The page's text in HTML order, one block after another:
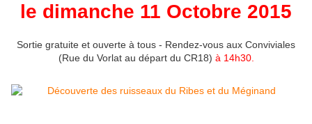
le dimanche 11 Octobre 2015
Sortie gratuite et ouverte à tous - Rendez-vous aux Conviviales
(Rue du Vorlat au départ du CR18) à 14h30.